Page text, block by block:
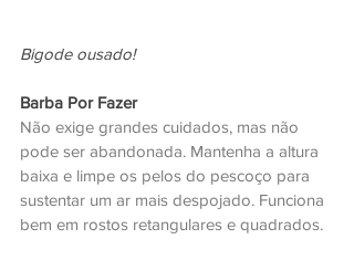
Bigode ousado!
Barba Por Fazer
Não exige grandes cuidados, mas não
pode ser abandonada. Mantenha a altura
baixa e limpe os pelos do pescoço para
sustentar um ar mais despojado. Funciona
bem em rostos retangulares e quadrados.